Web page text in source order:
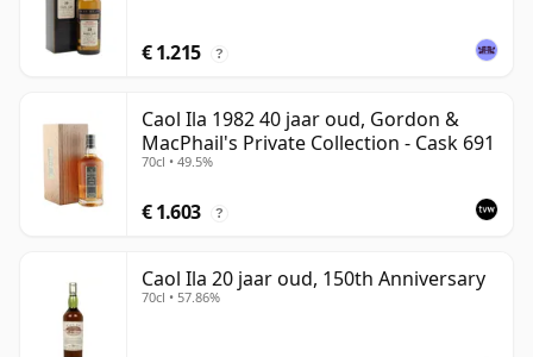
€ 1.215 ?
Caol Ila 1982 40 jaar oud, Gordon &
MacPhail's Private Collection - Cask 691
70cl • 49.5%
€ 1.603 ?
Caol Ila 20 jaar oud, 150th Anniversary
70cl • 57.86%